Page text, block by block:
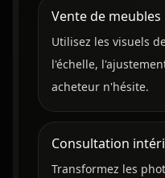
Vente de meubles
Utilisez les visuels
l'échelle,
acheteur n'hésite.
Consultation
Transformez les